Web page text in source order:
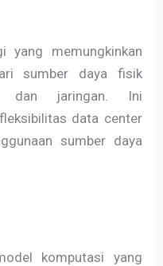
yang memungkinkan
sumber daya fisik
dan jaringan. Ini
data center
sumber daya
komputasi yang